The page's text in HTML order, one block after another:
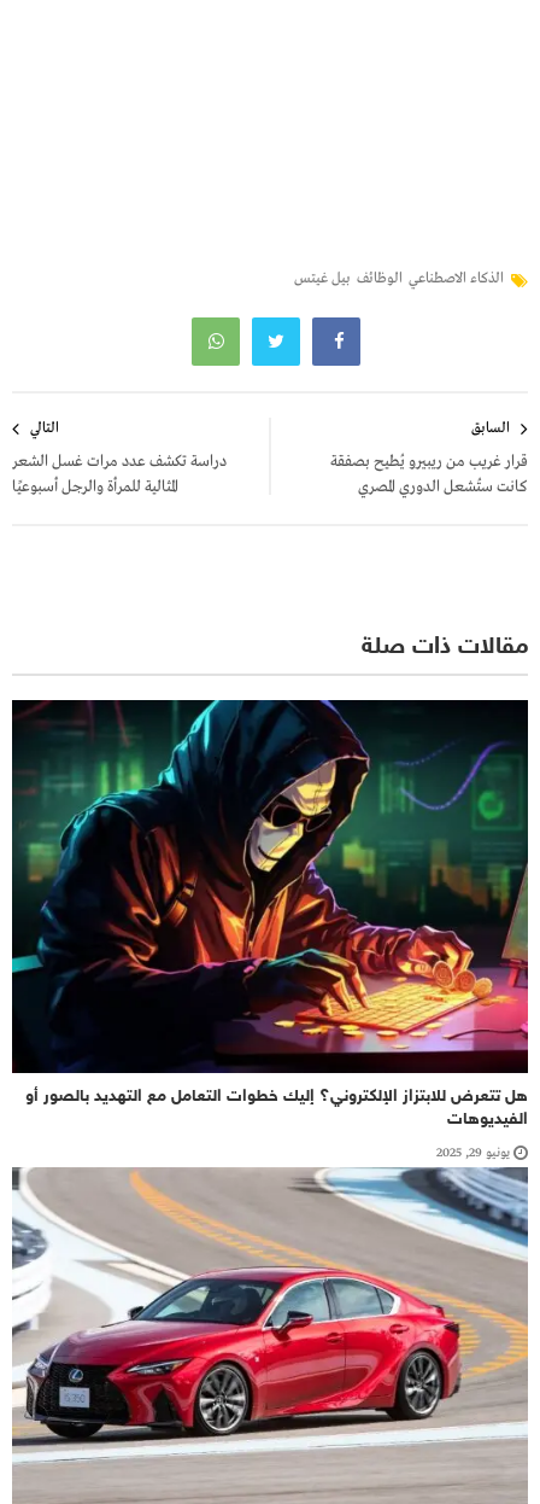
الذكاء الاصطناعي الوظائف بيل غيتس
المقالات
السابق
قرار غريب من ريبيرو يُطيح بصفقة
كانت ستُشعل الدوري المصري
التالي
دراسة تكشف عدد مرات غسل الشعر
المثالية للمرأة والرجل أسبوعيًا
مقالات ذات صلة
هل تتعرض للابتزاز الإلكتروني؟ إليك خطوات التعامل مع التهديد بالصور أو
الفيديوهات
يونيو 29, 2025